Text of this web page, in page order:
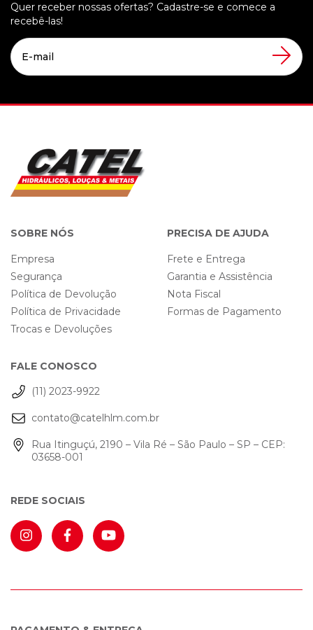
Quer receber nossas ofertas? Cadastre-se e comece a
recebê-las!
SOBRE NÓS
Empresa
Segurança
Política de Devolução
Política de Privacidade
Trocas e Devoluções
PRECISA DE AJUDA
Frete e Entrega
Garantia e Assistência
Nota Fiscal
Formas de Pagamento
FALE CONOSCO
(11) 2023-9922
contato@catelhlm.com.br
Rua Itinguçú, 2190 – Vila Ré – São Paulo – SP – CEP:
03658-001
REDE SOCIAIS